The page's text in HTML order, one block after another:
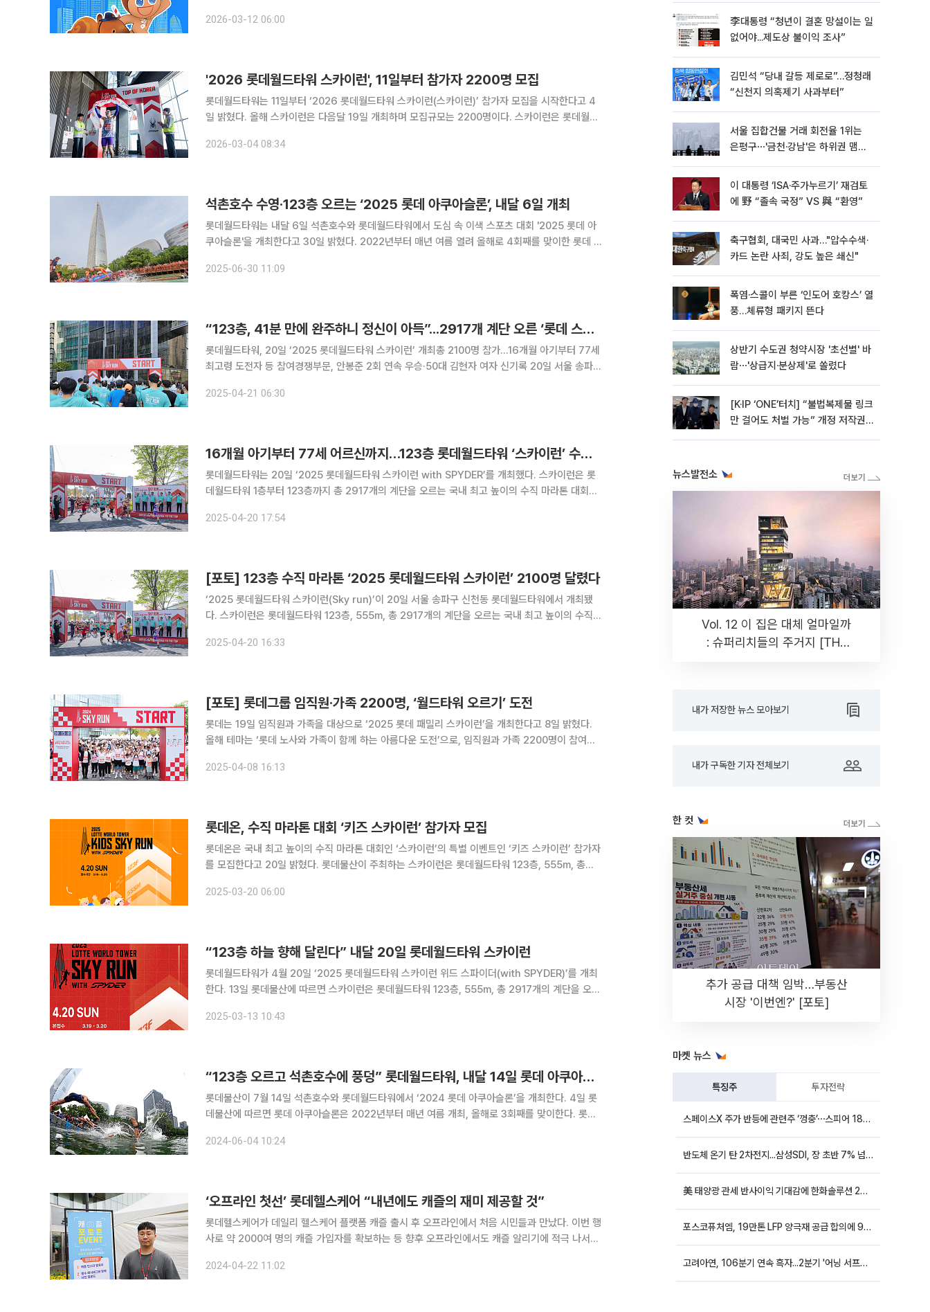
오픈과 동시에 매진될 정도로 매년 큰 인기를 끌고 있다
2026-03-12 06:00
'2026 롯데월드타워 스카이런', 11일부터 참가자 2200명 모집
롯데월드타워는 11일부터 ‘2026 롯데월드타워 스카이런(스카이런)’ 참가자 모집을 시작한다고 4
일 밝혔다. 올해 스카이런은 다음달 19일 개최하며 모집규모는 2200명이다. 스카이런은 롯데월드
작했다. 올해 대회에는 해외 엘리트 선수와 최근
2026-03-04 08:34
석촌호수 수영·123층 오르는 ‘2025 롯데 아쿠아슬론’, 내달 6일 개최
롯데월드타워는 내달 6일 석촌호수와 롯데월드타워에서 도심 속 이색 스포츠 대회 '2025 롯데 아
쿠아슬론'을 개최한다고 30일 밝혔다. 2022년부터 매년 여름 열려 올해로 4회째를 맞이한 롯데 아
로운 형태의 스포츠 경험을 제공하고 건강의 가치를 공유하기 위
2025-06-30 11:09
“123층, 41분 만에 완주하니 정신이 아득”...2917개 계단 오른 ‘롯데 스카이런’[해보니]
롯데월드타워, 20일 ‘2025 롯데월드타워 스카이런’ 개최총 2100명 참가…16개월 아기부터 77세
최고령 도전자 등 참여경쟁부문, 안봉준 2회 연속 우승·50대 김현자 여자 신기록 20일 서울 송파구
셔츠와 운동복 차림의 이들로 북적였다. 555m
2025-04-21 06:30
16개월 아기부터 77세 어르신까지…123층 롯데월드타워 ‘스카이런’ 수직 질주
롯데월드타워는 20일 ‘2025 롯데월드타워 스카이런 with SPYDER’를 개최했다. 스카이런은 롯
데월드타워 1층부터 123층까지 총 2917개의 계단을 오르는 국내 최고 높이의 수직 마라톤 대회다.
과 비경쟁 부문을 포함해 총 2100명이 참가했다.
2025-04-20 17:54
[포토] 123층 수직 마라톤 ‘2025 롯데월드타워 스카이런’ 2100명 달렸다
‘2025 롯데월드타워 스카이런(Sky run)’이 20일 서울 송파구 신천동 롯데월드타워에서 개최됐
다. 스카이런은 롯데월드타워 123층, 555m, 총 2917개의 계단을 오르는 국내 최고 높이의 수직
는 경쟁 부문과 비경쟁 부문 등 2100명이
2025-04-20 16:33
[포토] 롯데그룹 임직원·가족 2200명, ‘월드타워 오르기’ 도전
롯데는 19일 임직원과 가족을 대상으로 ‘2025 롯데 패밀리 스카이런’을 개최한다고 8일 밝혔다.
올해 테마는 ‘롯데 노사와 가족이 함께 하는 아름다운 도전’으로, 임직원과 가족 2200명이 참여해
데월드타워 최정상이라는 공통의 목표를 두고 노사가 함께
2025-04-08 16:13
롯데온, 수직 마라톤 대회 ‘키즈 스카이런’ 참가자 모집
롯데온은 국내 최고 높이의 수직 마라톤 대회인 ‘스카이런’의 특별 이벤트인 ‘키즈 스카이런’ 참가자
를 모집한다고 20일 밝혔다. 롯데물산이 주최하는 스카이런은 롯데월드타워 123층, 555m, 총
해 받는다.
2025-03-20 06:00
“123층 하늘 향해 달린다” 내달 20일 롯데월드타워 스카이런
롯데월드타워가 4월 20일 ‘2025 롯데월드타워 스카이런 위드 스파이더(with SPYDER)’를 개최
한다. 13일 롯데물산에 따르면 스카이런은 롯데월드타워 123층, 555m, 총 2917개의 계단을 오르
경쟁 부문과 비경쟁 부문 등 총 2000명이다
2025-03-13 10:43
“123층 오르고 석촌호수에 풍덩” 롯데월드타워, 내달 14일 롯데 아쿠아슬론 개최
롯데물산이 7월 14일 석촌호수와 롯데월드타워에서 ‘2024 롯데 아쿠아슬론’을 개최한다. 4일 롯
데물산에 따르면 롯데 아쿠아슬론은 2022년부터 매년 여름 개최, 올해로 3회째를 맞이한다. 롯데
올해도 동일하게 석촌호수 동호를 두 바퀴(총 1.5km) 수영
2024-06-04 10:24
‘오프라인 첫선’ 롯데헬스케어 “내년에도 캐즐의 재미 제공할 것”
롯데헬스케어가 데일리 헬스케어 플랫폼 캐즐 출시 후 오프라인에서 처음 시민들과 만났다. 이번 행
사로 약 2000여 명의 캐즐 가입자를 확보하는 등 향후 오프라인에서도 캐즐 알리기에 적극 나서겠
스카이런(SKY RUN)’에 캐즐을 알리는 홍보 부스를 열고
2024-04-22 11:02
李대통령 “청년이 결혼 망설이는 일
없어야...제도상 불이익 조사”
김민석 “당내 갈등 제로로”…정청래
“신천지 의혹제기 사과부터”
서울 집합건물 거래 회전율 1위는
은평구⋯'금천·강남'은 하위권 맴돌
이 대통령 ‘ISA·주가누르기’ 재검토
에 野 “졸속 국정” VS 與 “환영”
축구협회, 대국민 사과…"압수수색·
카드 논란 사죄, 강도 높은 쇄신"
폭염·스콜이 부른 ‘인도어 호캉스’ 열
풍…체류형 패키지 뜬다
상반기 수도권 청약시장 '초선별' 바
람⋯'상급지·분상제'로 쏠렸다
[K·IP ‘ONE’터치] “불법복제물 링크
만 걸어도 처벌 가능” 개정 저작권
뉴스발전소
Vol. 12 이 집은 대체 얼마일까
: 슈퍼리치들의 주거지 [THE
내가 저장한 뉴스 모아보기
내가 구독한 기자 전체보기
한 컷
추가 공급 대책 임박…부동산
시장 '이번엔?' [포토]
마켓 뉴스
특징주 투자전략
스페이스X 주가 반등에 관련주 ‘껑충’⋯스피어 18%ㆍ에이치브이엠 12%↑
반도체 온기 탄 2차전지...삼성SDI, 장 초반 7% 넘게 껑충
美 태양광 관세 반사이익 기대감에 한화솔루션 20%대·OCI홀딩스 14%대 급등
포스코퓨처엠, 19만톤 LFP 양극재 공급 합의에 9%대 강세
고려아연, 106분기 연속 흑자...2분기 '어닝 서프라이즈'에 장 초반 12%대 강세